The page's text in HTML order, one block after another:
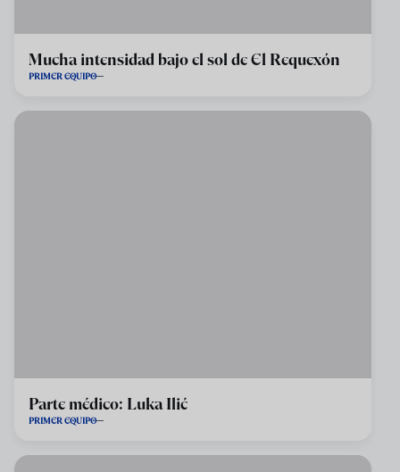
Mucha intensidad bajo el sol de El Requexón
PRIMER EQUIPO
Parte médico: Luka Ilić
PRIMER EQUIPO